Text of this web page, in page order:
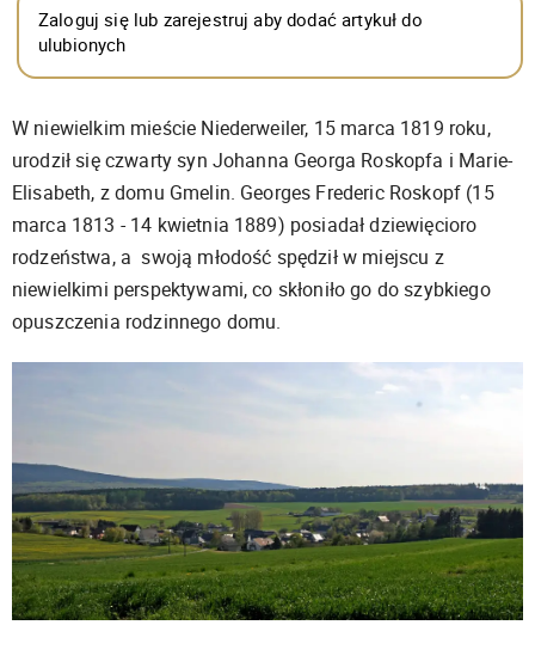
Zaloguj się lub zarejestruj aby dodać artykuł do
ulubionych
W niewielkim mieście Niederweiler, 15 marca 1819 roku,
urodził się czwarty syn Johanna Georga Roskopfa i Marie-
Elisabeth, z domu Gmelin. Georges Frederic Roskopf (15
marca 1813 - 14 kwietnia 1889) posiadał dziewięcioro
rodzeństwa, a swoją młodość spędził w miejscu z
niewielkimi perspektywami, co skłoniło go do szybkiego
opuszczenia rodzinnego domu.